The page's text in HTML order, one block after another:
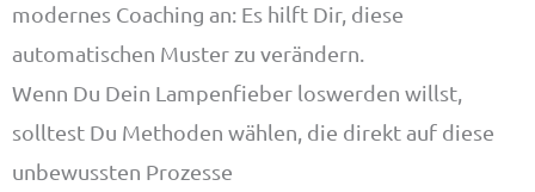
modernes Coaching an: Es hilft Dir, diese
automatischen Muster zu verändern.
Wenn Du Dein Lampenfieber loswerden willst,
solltest Du Methoden wählen, die direkt auf diese
unbewussten Prozesse